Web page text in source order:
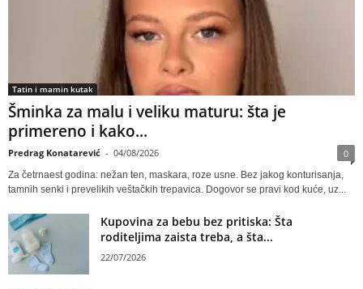
Tatin i mamin kutak
Šminka za malu i veliku maturu: šta je
primereno i kako...
Predrag Konatarević - 04/08/2026 0
Za četrnaest godina: nežan ten, maskara, roze usne. Bez jakog konturisanja,
tamnih senki i prevelikih veštačkih trepavica. Dogovor se pravi kod kuće, uz...
Kupovina za bebu bez pritiska: Šta
roditeljima zaista treba, a šta...
22/07/2026